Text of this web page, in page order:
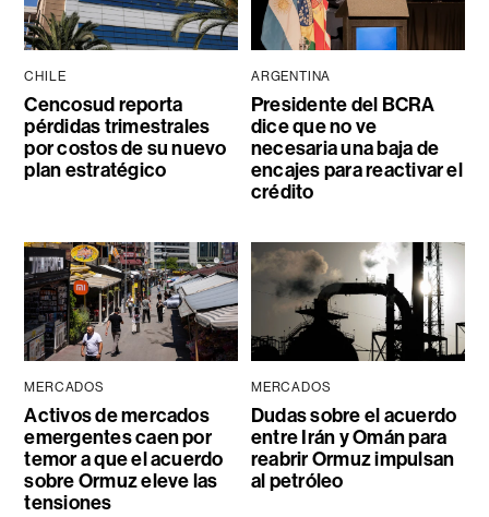
CHILE
Cencosud reporta
pérdidas trimestrales
por costos de su nuevo
plan estratégico
ARGENTINA
Presidente del BCRA
dice que no ve
necesaria una baja de
encajes para reactivar el
crédito
MERCADOS
Activos de mercados
emergentes caen por
temor a que el acuerdo
sobre Ormuz eleve las
tensiones
MERCADOS
Dudas sobre el acuerdo
entre Irán y Omán para
reabrir Ormuz impulsan
al petróleo